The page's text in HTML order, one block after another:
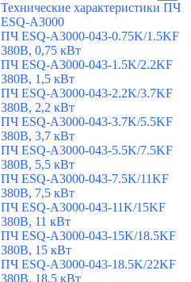
Технические характеристики ПЧ
ESQ-A3000
ПЧ ESQ-A3000-043-0.75K/1.5KF
380В, 0,75 кВт
ПЧ ESQ-A3000-043-1.5K/2.2KF
380В, 1,5 кВт
ПЧ ESQ-A3000-043-2.2K/3.7KF
380В, 2,2 кВт
ПЧ ESQ-A3000-043-3.7K/5.5KF
380В, 3,7 кВт
ПЧ ESQ-A3000-043-5.5K/7.5KF
380В, 5,5 кВт
ПЧ ESQ-A3000-043-7.5K/11KF
380В, 7,5 кВт
ПЧ ESQ-A3000-043-11K/15KF
380В, 11 кВт
ПЧ ESQ-A3000-043-15K/18.5KF
380В, 15 кВт
ПЧ ESQ-A3000-043-18.5K/22KF
380В, 18,5 кВт